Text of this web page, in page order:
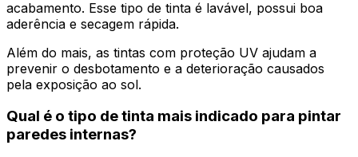
acabamento. Esse tipo de tinta é lavável, possui boa
aderência e secagem rápida.
Além do mais, as tintas com proteção UV ajudam a
prevenir o desbotamento e a deterioração causados
pela exposição ao sol.
Qual é o tipo de tinta mais indicado para pintar
paredes internas?